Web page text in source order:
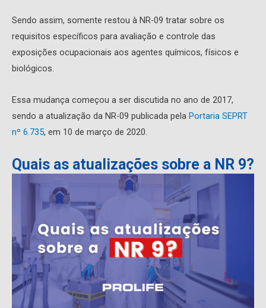
Sendo assim, somente restou à NR-09 tratar sobre os
requisitos específicos para avaliação e controle das
exposições ocupacionais aos agentes químicos, físicos e
biológicos.
Essa mudança começou a ser discutida no ano de 2017,
sendo a atualização da NR-09 publicada pela Portaria SEPRT
nº 6.735, em 10 de março de 2020.
Quais as atualizações sobre a NR 9?